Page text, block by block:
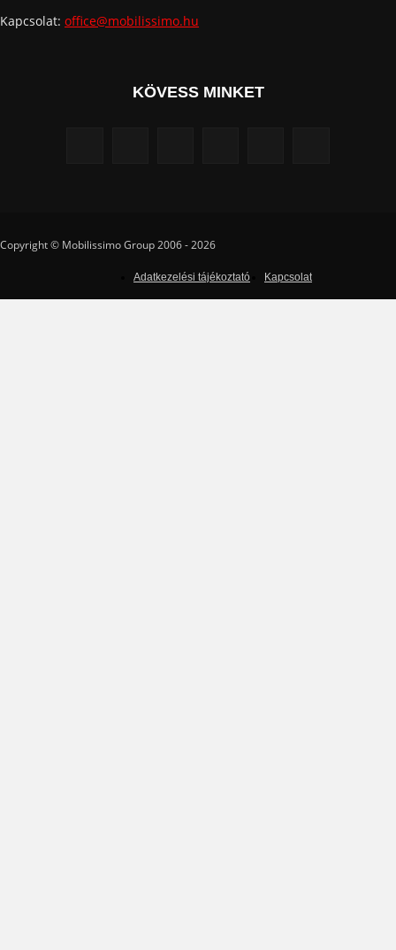
Kapcsolat: office@mobilissimo.hu
KÖVESS MINKET
Copyright © Mobilissimo Group 2006 - 2026
Adatkezelési tájékoztató Kapcsolat